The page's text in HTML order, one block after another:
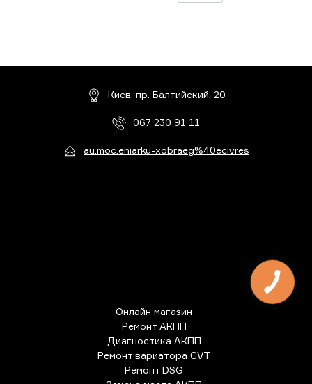
Киев, пр. Балтийский, 20
067 230 91 11
au.moc.eniarku-xobraeg%40ecivres
Онлайн магазин
Ремонт АКПП
Диагностика АКПП
Ремонт вариатора CVT
Ремонт DSG